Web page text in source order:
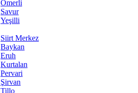
Ömerli
Savur
Yeşilli
Siirt Merkez
Baykan
Eruh
Kurtalan
Pervari
Şirvan
Tillo